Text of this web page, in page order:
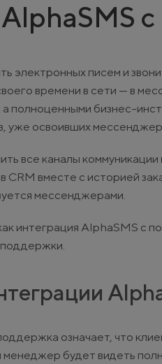
электронных писем и
времени в сети — в
полноценными бизнес-
уже освоивших
все каналы
вместе с историей
мессенджерами.
интеграция AlphaSMS с
означает, что
менеджер будет видеть